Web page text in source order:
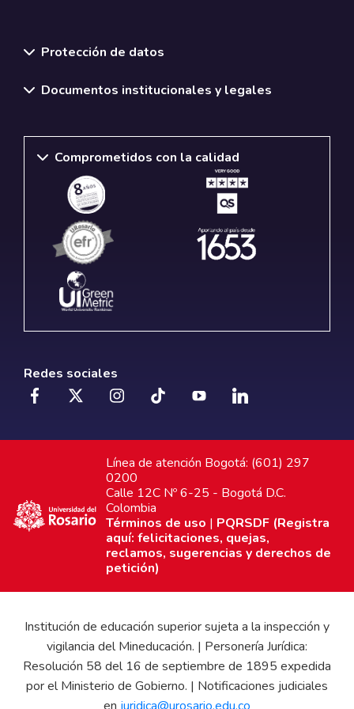
Protección de datos
Documentos institucionales y legales
Comprometidos con la calidad
Redes sociales
Línea de atención Bogotá: (601) 297
0200
Calle 12C Nº 6-25 - Bogotá D.C.
Colombia
Términos de uso | PQRSDF (Registra
aquí: felicitaciones, quejas,
reclamos, sugerencias y derechos de
petición)
Institución de educación superior sujeta a la inspección y
vigilancia del Mineducación. | Personería Jurídica:
Resolución 58 del 16 de septiembre de 1895 expedida
por el Ministerio de Gobierno. | Notificaciones judiciales